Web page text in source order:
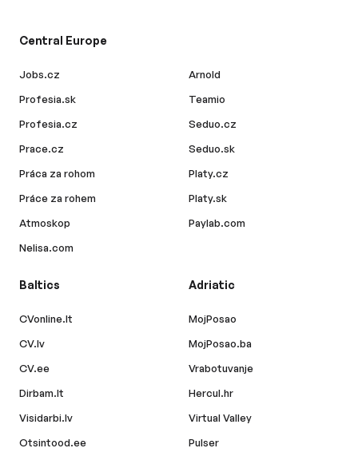
Central Europe
Jobs.cz
Profesia.sk
Profesia.cz
Prace.cz
Práca za rohom
Práce za rohem
Atmoskop
Nelisa.com
Arnold
Teamio
Seduo.cz
Seduo.sk
Platy.cz
Platy.sk
Paylab.com
Baltics
CVonline.lt
CV.lv
CV.ee
Dirbam.lt
Visidarbi.lv
Otsintood.ee
Adriatic
MojPosao
MojPosao.ba
Vrabotuvanje
Hercul.hr
Virtual Valley
Pulser